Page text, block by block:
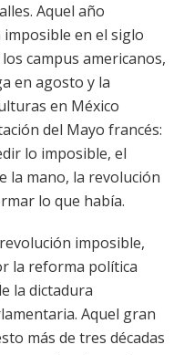
Aquel año
en el siglo
campus americanos,
en agosto y la
en México
del Mayo francés:
lo imposible, el
la mano, la revolución
lo que había.
imposible,
la reforma política
la dictadura
Aquel gran
más de tres décadas